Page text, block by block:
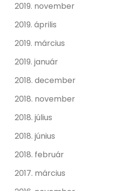
2019. november
2019. április
2019. március
2019. január
2018. december
2018. november
2018. július
2018. június
2018. február
2017. március